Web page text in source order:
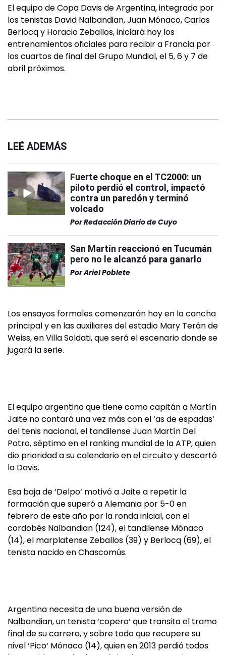
El equipo de Copa Davis de Argentina, integrado por
los tenistas David Nalbandian, Juan Mónaco, Carlos
Berlocq y Horacio Zeballos, iniciará hoy los
entrenamientos oficiales para recibir a Francia por
los cuartos de final del Grupo Mundial, el 5, 6 y 7 de
abril próximos.
LEÉ ADEMÁS
Fuerte choque en el TC2000: un
piloto perdió el control, impactó
contra un paredón y terminó
volcado
PorRedacción Diario de Cuyo
San Martín reaccionó en Tucumán
pero no le alcanzó para ganarlo
PorAriel Poblete
Los ensayos formales comenzarán hoy en la cancha
principal y en las auxiliares del estadio Mary Terán de
Weiss, en Villa Soldati, que será el escenario donde se
jugará la serie.
El equipo argentino que tiene como capitán a Martín
Jaite no contará una vez más con el ‘as de espadas‘
del tenis nacional, el tandilense Juan Martín Del
Potro, séptimo en el ranking mundial de la ATP, quien
dio prioridad a su calendario en el circuito y descartó
la Davis.
Esa baja de ‘Delpo‘ motivó a Jaite a repetir la
formación que superó a Alemania por 5-0 en
febrero de este año por la ronda inicial, con el
cordobés Nalbandian (124), el tandilense Mónaco
(14), el marplatense Zeballos (39) y Berlocq (69), el
tenista nacido en Chascomús.
Argentina necesita de una buena versión de
Nalbandian, un tenista ‘copero‘ que transita el tramo
final de su carrera, y sobre todo que recupere su
nivel ‘Pico‘ Mónaco (14), quien en 2013 perdió todos